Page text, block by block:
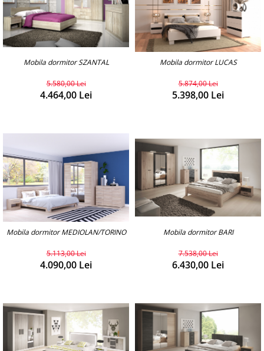
Mobila dormitor SZANTAL
5.580,00 Lei
4.464,00 Lei
Mobila dormitor LUCAS
5.874,00 Lei
5.398,00 Lei
Mobila dormitor MEDIOLAN/TORINO
5.113,00 Lei
4.090,00 Lei
Mobila dormitor BARI
7.538,00 Lei
6.430,00 Lei